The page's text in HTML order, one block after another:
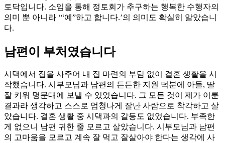
토닥입니다. 소임을 통해 정토회가 추구하는 행복한 수행자의
의미 뿐 아니라 ‘“예”하고 합니다.’의 의미도 확실히 알았습니
다.
남편이 부처였습니다
시댁에서 집을 사주어 내 집 마련의 부담 없이 결혼 생활을 시
작했습니다. 시부모님과 남편의 든든한 지원 덕분에 아들, 딸
잘 키워 명문대에 보낼 수 있었습니다. 그 모든 것이 제가 이룬
결과라 생각하고 스스로 엄청나게 잘난 사람으로 착각하고 살
았습니다. 결혼 생활 중 시댁과의 갈등도 없었습니다. 부족한
게 없으니 남편 귀한 줄 모르고 살았습니다. 시부모님과 남편
의 고마움을 모르고 계속 잘 먹고 잘살아야 한다는 생각에 사